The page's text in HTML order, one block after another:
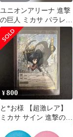
ユニオンアリーナ 進撃
の巨人 ミカサ パラレル
★★星2
¥800
と*お様 【超激レア】
ミカサ サイン 進撃の巨